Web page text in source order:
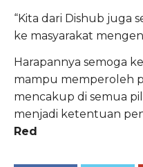
“Kita dari Dishub juga
ke masyarakat
Harapannya semoga
mampu memperoleh
mencakup di semua
menjadi ketentuan
Red